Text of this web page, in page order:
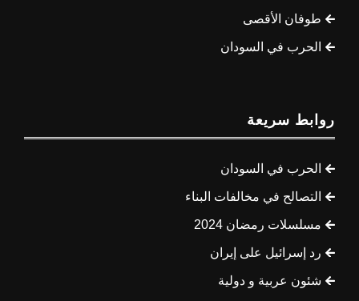
طوفان الأقصى
الحرب في السودان
روابط سريعة
الحرب في السودان
التصالح في مخالفات البناء
مسلسلات رمضان 2024
رد إسرائيل على إيران
شئون عربية و دولية